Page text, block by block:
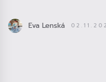
Eva Lenská